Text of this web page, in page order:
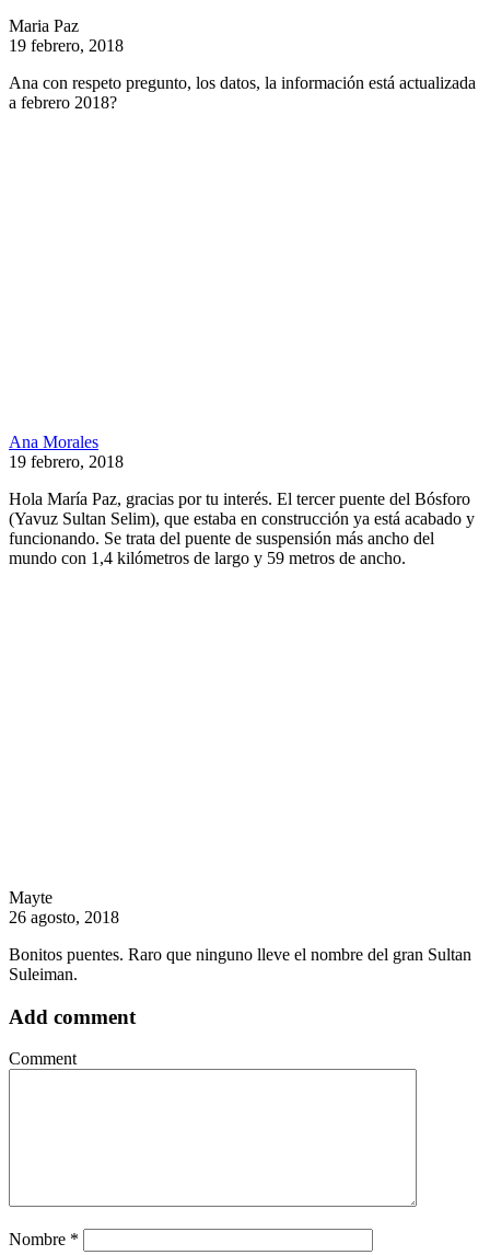
Maria Paz
19 febrero, 2018
Ana con respeto pregunto, los datos, la información está actualizada
a febrero 2018?
Ana Morales
19 febrero, 2018
Hola María Paz, gracias por tu interés. El tercer puente del Bósforo
(Yavuz Sultan Selim), que estaba en construcción ya está acabado y
funcionando. Se trata del puente de suspensión más ancho del
mundo con 1,4 kilómetros de largo y 59 metros de ancho.
Mayte
26 agosto, 2018
Bonitos puentes. Raro que ninguno lleve el nombre del gran Sultan
Suleiman.
Add comment
Comment
Nombre *